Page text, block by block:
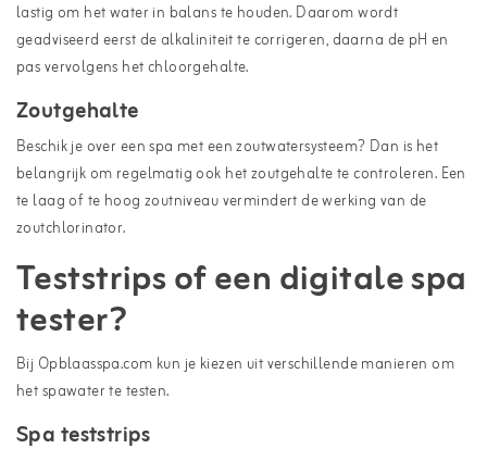
lastig om het water in balans te houden. Daarom wordt
geadviseerd eerst de alkaliniteit te corrigeren, daarna de pH en
pas vervolgens het chloorgehalte.
Zoutgehalte
Beschik je over een spa met een zoutwatersysteem? Dan is het
belangrijk om regelmatig ook het zoutgehalte te controleren. Een
te laag of te hoog zoutniveau vermindert de werking van de
zoutchlorinator.
Teststrips of een digitale spa
tester?
Bij Opblaasspa.com kun je kiezen uit verschillende manieren om
het spawater te testen.
Spa teststrips